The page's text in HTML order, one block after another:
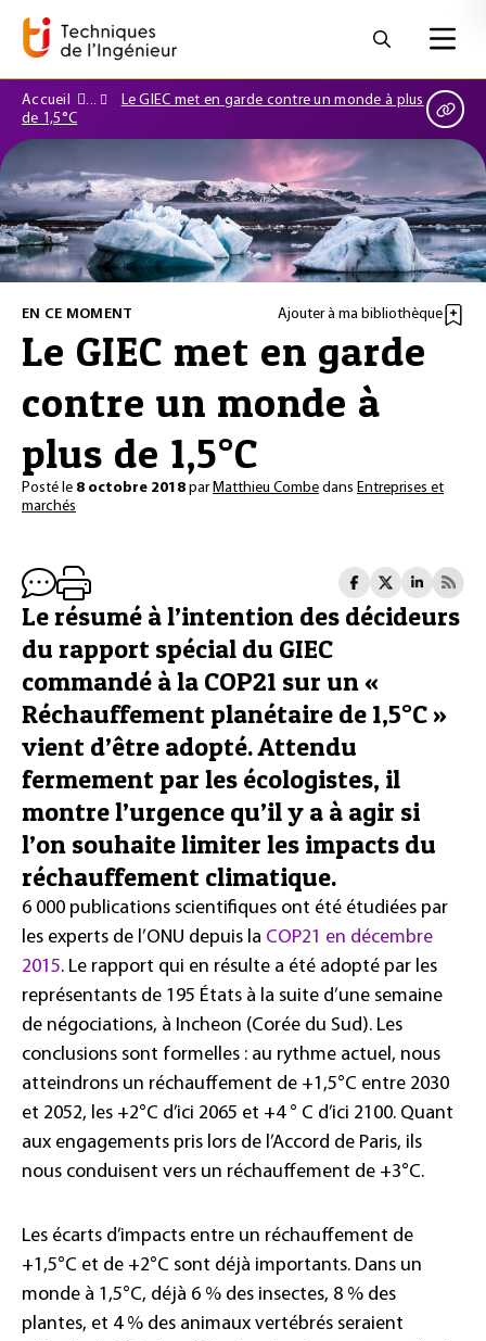
Accueil
Le GIEC met en garde contre un monde à plus
de 1,5°C
EN CE MOMENT Ajouter à ma bibliothèque
Le GIEC met en garde
contre un monde à
plus de 1,5°C
Posté le 8 octobre 2018 par Matthieu Combe dans Entreprises et
marchés
Le résumé à l’intention des décideurs
du rapport spécial du GIEC
commandé à la COP21 sur un «
Réchauffement planétaire de 1,5°C »
vient d’être adopté. Attendu
fermement par les écologistes, il
montre l’urgence qu’il y a à agir si
l’on souhaite limiter les impacts du
réchauffement climatique.
6 000 publications scientifiques ont été étudiées par
les experts de l’ONU depuis la COP21 en décembre
2015. Le rapport qui en résulte a été adopté par les
représentants de 195 États à la suite d’une semaine
de négociations, à Incheon (Corée du Sud). Les
conclusions sont formelles : au rythme actuel, nous
atteindrons un réchauffement de +1,5°C entre 2030
et 2052, les +2°C d’ici 2065 et +4 ° C d’ici 2100. Quant
aux engagements pris lors de l’Accord de Paris, ils
nous conduisent vers un réchauffement de +3°C.
Les écarts d’impacts entre un réchauffement de
+1,5°C et de +2°C sont déjà importants. Dans un
monde à 1,5°C, déjà 6 % des insectes, 8 % des
plantes, et 4 % des animaux vertébrés seraient